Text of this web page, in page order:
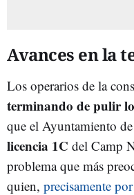
Avances en la
Los operarios de la
terminando de pulir
que el Ayuntamiento
licencia 1C del Camp
problema que más
quien, precisamente